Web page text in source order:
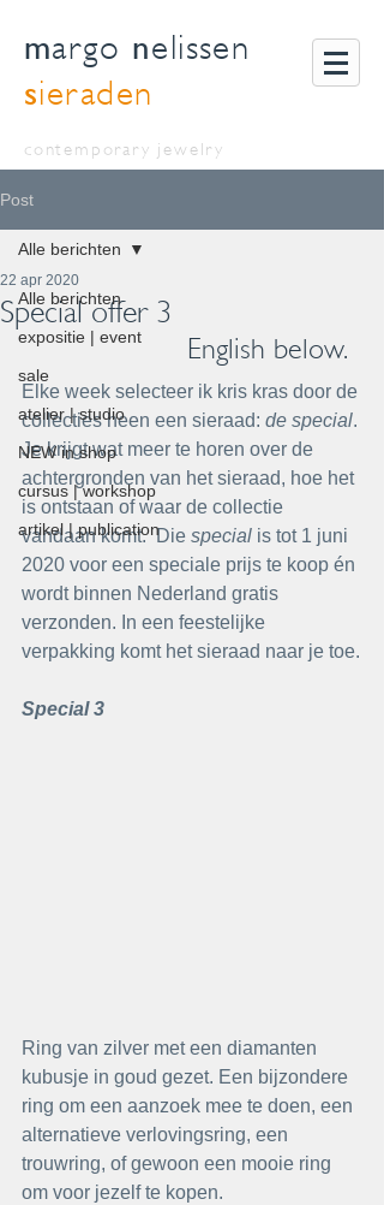
margo nelissen
sieraden
contemporary jewelry
Post
Alle berichten
expositie | event
sale
atelier | studio
NEW in shop
cursus | workshop
artikel | publication
Alle berichten
Special offer 3
22 apr 2020
English below.
Elke week selecteer ik kris kras door de
collecties heen een sieraad: de special.
Je krijgt wat meer te horen over de
achtergronden van het sieraad, hoe het
is ontstaan of waar de collectie
vandaan komt.  Die special is tot 1 juni
2020 voor een speciale prijs te koop én
wordt binnen Nederland gratis
verzonden. In een feestelijke
verpakking komt het sieraad naar je toe.
Special 3
Ring van zilver met een diamanten
kubusje in goud gezet. Een bijzondere
ring om een aanzoek mee te doen, een
alternatieve verlovingsring, een
trouwring, of gewoon een mooie ring
om voor jezelf te kopen.